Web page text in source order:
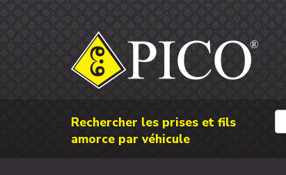
Rechercher les prises et fils
amorce par véhicule